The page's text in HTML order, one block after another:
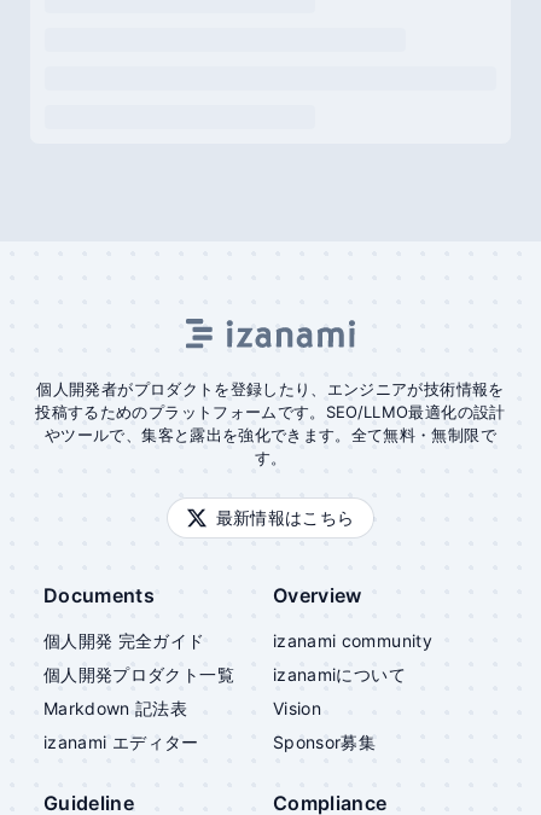
個人開発者がプロダクトを登録したり、エンジニアが技術情報を
投稿するためのプラットフォームです。SEO/LLMO最適化の設計
やツールで、集客と露出を強化できます。全て無料・無制限で
す。
最新情報はこちら
Documents
個人開発 完全ガイド
個人開発プロダクト一覧
Markdown 記法表
izanami エディター
Overview
izanami community
izanamiについて
Vision
Sponsor募集
Guideline Compliance